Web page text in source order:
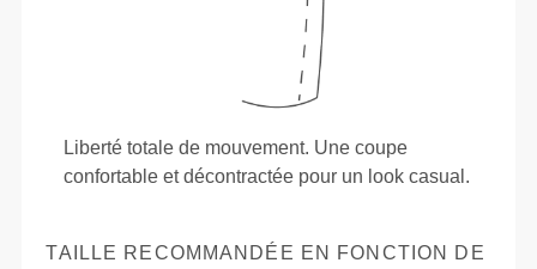
Liberté totale de mouvement. Une coupe
confortable et décontractée pour un look casual.
TAILLE RECOMMANDÉE EN FONCTION DE